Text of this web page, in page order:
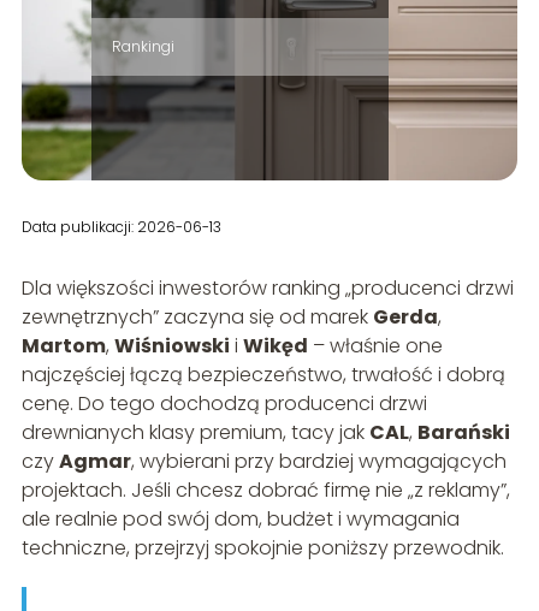
Rankingi
Data publikacji: 2026-06-13
Dla większości inwestorów ranking „producenci drzwi
zewnętrznych” zaczyna się od marek Gerda,
Martom, Wiśniowski i Wikęd – właśnie one
najczęściej łączą bezpieczeństwo, trwałość i dobrą
cenę. Do tego dochodzą producenci drzwi
drewnianych klasy premium, tacy jak CAL, Barański
czyAgmar, wybierani przy bardziej wymagających
projektach. Jeśli chcesz dobrać firmę nie „z reklamy”,
ale realnie pod swój dom, budżet i wymagania
techniczne, przejrzyj spokojnie poniższy przewodnik.